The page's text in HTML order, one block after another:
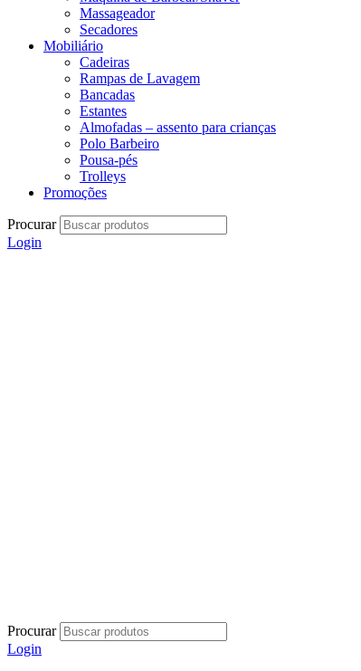
Massageador
Secadores
Mobiliário
Cadeiras
Rampas de Lavagem
Bancadas
Estantes
Almofadas – assento para crianças
Polo Barbeiro
Pousa-pés
Trolleys
Promoções
Procurar
Login
Procurar
Login